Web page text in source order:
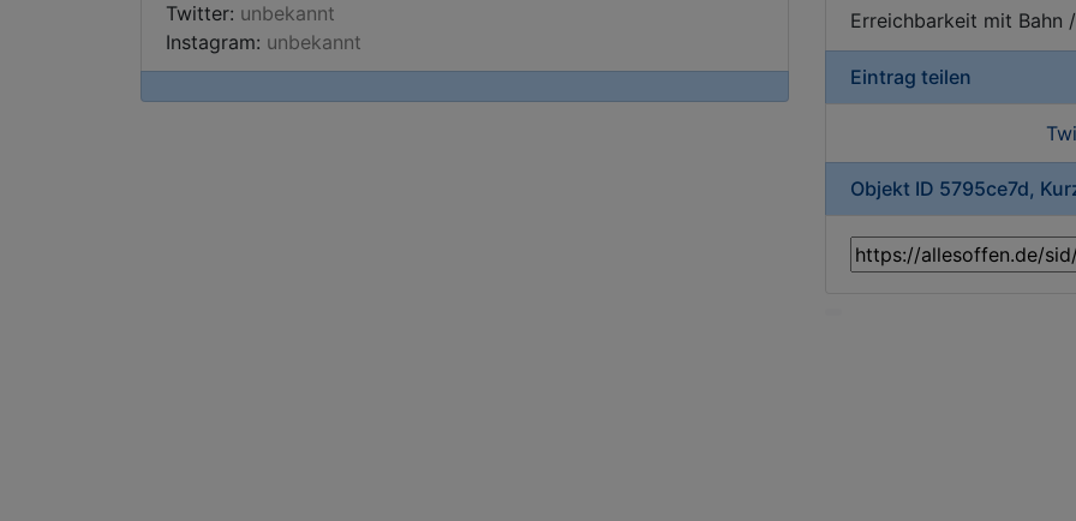
Twitter: unbekannt
Instagram: unbekannt
Erreichbarkeit mit Bahn
Eintrag teilen
Objekt ID 5795ce7d,